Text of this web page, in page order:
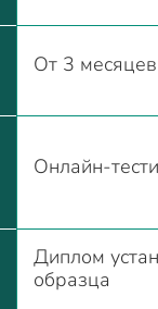
От 3 месяцев
Онлайн-
Диплом
образца